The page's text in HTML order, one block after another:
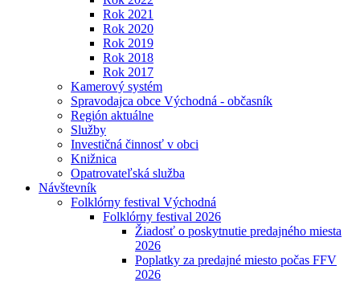
Rok 2021
Rok 2020
Rok 2019
Rok 2018
Rok 2017
Kamerový systém
Spravodajca obce Východná - občasník
Región aktuálne
Služby
Investičná činnosť v obci
Knižnica
Opatrovateľská služba
Návštevník
Folklórny festival Východná
Folklórny festival 2026
Žiadosť o poskytnutie predajného miesta
2026
Poplatky za predajné miesto počas FFV
2026